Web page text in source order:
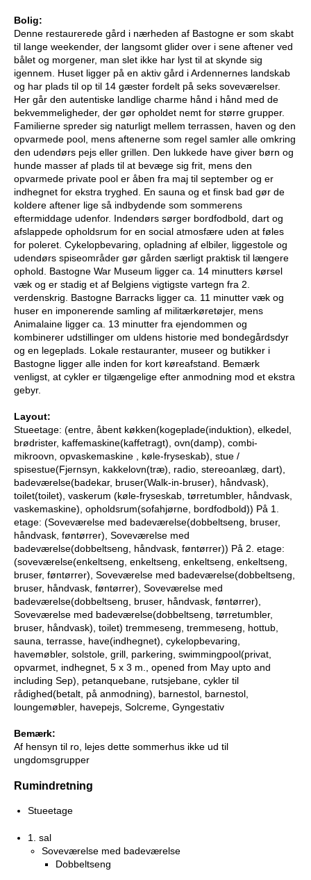
Bolig:
Denne restaurerede gård i nærheden af Bastogne er som skabt
til lange weekender, der langsomt glider over i sene aftener ved
bålet og morgener, man slet ikke har lyst til at skynde sig
igennem. Huset ligger på en aktiv gård i Ardennernes landskab
og har plads til op til 14 gæster fordelt på seks soveværelser.
Her går den autentiske landlige charme hånd i hånd med de
bekvemmeligheder, der gør opholdet nemt for større grupper.
Familierne spreder sig naturligt mellem terrassen, haven og den
opvarmede pool, mens aftenerne som regel samler alle omkring
den udendørs pejs eller grillen. Den lukkede have giver børn og
hunde masser af plads til at bevæge sig frit, mens den
opvarmede private pool er åben fra maj til september og er
indhegnet for ekstra tryghed. En sauna og et finsk bad gør de
koldere aftener lige så indbydende som sommerens
eftermiddage udenfor. Indendørs sørger bordfodbold, dart og
afslappede opholdsrum for en social atmosfære uden at føles
for poleret. Cykelopbevaring, opladning af elbiler, liggestole og
udendørs spiseområder gør gården særligt praktisk til længere
ophold. Bastogne War Museum ligger ca. 14 minutters kørsel
væk og er stadig et af Belgiens vigtigste vartegn fra 2.
verdenskrig. Bastogne Barracks ligger ca. 11 minutter væk og
huser en imponerende samling af militærkøretøjer, mens
Animalaine ligger ca. 13 minutter fra ejendommen og
kombinerer udstillinger om uldens historie med bondegårdsdyr
og en legeplads. Lokale restauranter, museer og butikker i
Bastogne ligger alle inden for kort køreafstand. Bemærk
venligst, at cykler er tilgængelige efter anmodning mod et ekstra
gebyr.
Layout:
Stueetage: (entre, åbent køkken(kogeplade(induktion), elkedel,
brødrister, kaffemaskine(kaffetragt), ovn(damp), combi-
mikroovn, opvaskemaskine , køle-fryseskab), stue /
spisestue(Fjernsyn, kakkelovn(træ), radio, stereoanlæg, dart),
badeværelse(badekar, bruser(Walk-in-bruser), håndvask),
toilet(toilet), vaskerum (køle-fryseskab, tørretumbler, håndvask,
vaskemaskine), opholdsrum(sofahjørne, bordfodbold)) På 1.
etage: (Soveværelse med badeværelse(dobbeltseng, bruser,
håndvask, føntørrer), Soveværelse med
badeværelse(dobbeltseng, håndvask, føntørrer)) På 2. etage:
(soveværelse(enkeltseng, enkeltseng, enkeltseng, enkeltseng,
bruser, føntørrer), Soveværelse med badeværelse(dobbeltseng,
bruser, håndvask, føntørrer), Soveværelse med
badeværelse(dobbeltseng, bruser, håndvask, føntørrer),
Soveværelse med badeværelse(dobbeltseng, tørretumbler,
bruser, håndvask), toilet) tremmeseng, tremmeseng, hottub,
sauna, terrasse, have(indhegnet), cykelopbevaring,
havemøbler, solstole, grill, parkering, swimmingpool(privat,
opvarmet, indhegnet, 5 x 3 m., opened from May upto and
including Sep), petanquebane, rutsjebane, cykler til
rådighed(betalt, på anmodning), barnestol, barnestol,
loungemøbler, havepejs, Solcreme, Gyngestativ
Bemærk:
Af hensyn til ro, lejes dette sommerhus ikke ud til
ungdomsgrupper
Rumindretning
Stueetage
1. sal
Soveværelse med badeværelse
Dobbeltseng